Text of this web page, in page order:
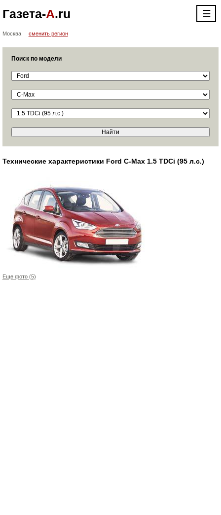
Газета-А.ru ☰
Москва сменить регион
Поиск по модели
Технические характеристики Ford C-Max 1.5 TDCi (95 л.с.)
Еще фото (5)